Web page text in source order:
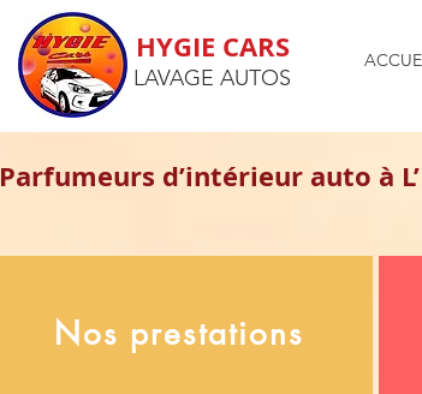
HYGIE CARS
LAVAGE AUTOS
Parfumeurs d’intérieur auto à
Nos prestations